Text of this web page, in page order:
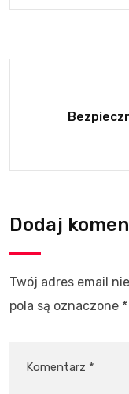
Dodaj
Twój adres email
pola są oznaczone *